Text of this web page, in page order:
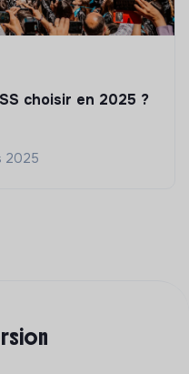
choisir en 2025 ?
2025